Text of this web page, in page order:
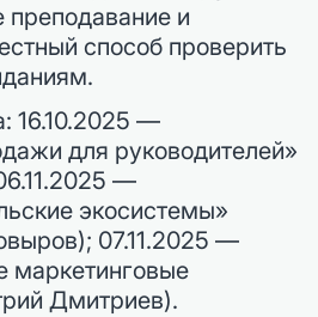
преподавание и
способ проверить
16.10.2025 —
для руководителей»
—
экосистемы»
07.11.2025 —
маркетинговые
Дмитриев).